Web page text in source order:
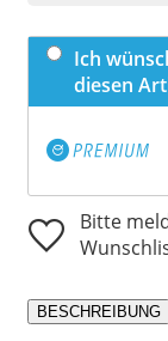
Ich
diesen
Bitte
BESCHREIBUNG